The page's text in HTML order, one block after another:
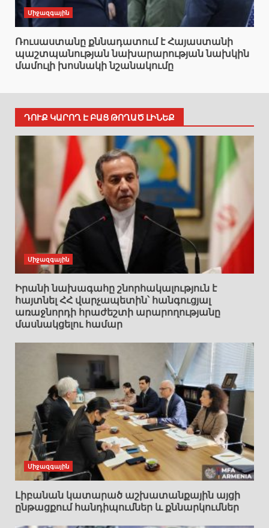
Միջազգային
Ռուսաստանը քննադատում է Հայաստանի
պաշտպանության նախարարության նախկին
մամուլի խոսնակի նշանակումը
ԴՈՒՔ ԿԱՐՈՂ Է ԲԱՑ ԹՈՂԱԾ ԼԻՆԵՔ
Միջազգային
Իրանի նախագահը շնորհակալություն է
հայտնել ՀՀ վարչապետին՝ հանգուցյալ
առաջնորդի հրաժեշտի արարողությանը
մասնակցելու համար
Միջազգային
Լիբանան կատարած աշխատանքային այցի
ընթացքում հանդիպումներ և քննարկումներ